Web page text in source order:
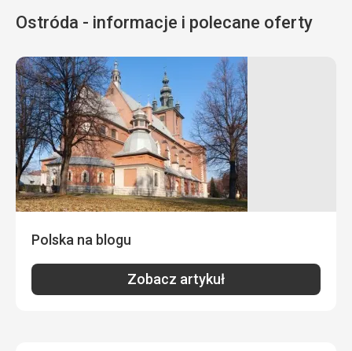
Ostróda - informacje i polecane oferty
Polska na blogu
Zobacz artykuł